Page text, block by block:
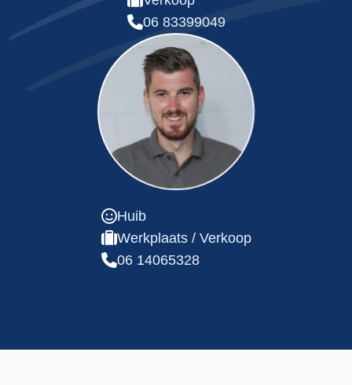
06 83399049
Huib
Werkplaats / Verkoop
06 14065328